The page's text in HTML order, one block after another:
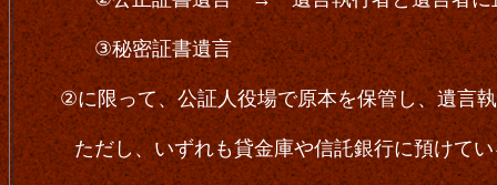
③秘密証書遺言
②に限って、公証人役場で原本を保管し、遺
ただし、いずれも貸金庫や信託銀行に預けてい